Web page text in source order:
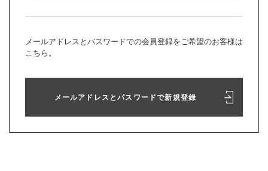
メールアドレスとパスワードでの会員登録をご希望のお客様は
こちら。
メールアドレスとパスワードで新規登録